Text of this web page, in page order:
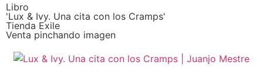
Libro
'Lux & Ivy. Una cita con los Cramps'
Tienda Exile
Venta pinchando imagen